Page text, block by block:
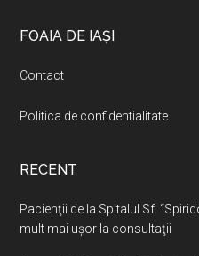
Footer
FOAIA DE IAȘI
Contact
Politica de confidentialitate
RECENT
Pacienţii de la Spitalul Sf.
mult mai uşor la consultaţii